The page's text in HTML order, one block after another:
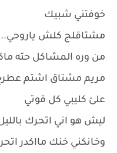
خوفتني شبيك
مشتاقلج كلش
من وره المشاكل حته
مريم مشتاق اشتم
علئ كليبي كل قوتي
ليش هو اني اتحرك
وخانكني خنك مااكدر